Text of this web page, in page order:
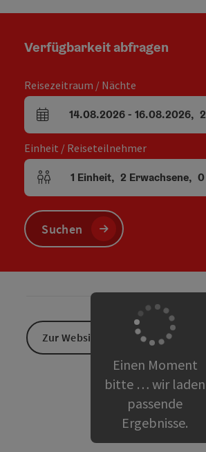
Verfügbarkeit abfragen
Reisezeitraum / Nächte
An- und Abreisefelder
14.08.2026- 16.08.2026, 2
Einheit / Reiseteilnehmer
Einheitenanzahl und Personenfelder
1 Einheit, 2 Erwachsene, 0
Suchen
Einen Moment
bitte … wir laden
passende
Ergebnisse.
Zur Website